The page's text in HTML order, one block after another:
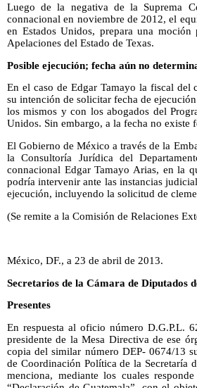
Luego de la negativa de la Suprema
connacional en noviembre de 2012, el
en Estados Unidos, prepara una
Apelaciones del Estado de Texas.
Posible ejecución; fecha aún no
En el caso de Edgar Tamayo la fiscal del
su intención de solicitar fecha de
los mismos y con los abogados del
Unidos. Sin embargo, a la fecha no existe
El Gobierno de México a través de la
la Consultoría Jurídica del
connacional Edgar Tamayo Arias, en la
podría intervenir ante las instancias
ejecución, incluyendo la solicitud de
(Se remite a la Comisión de Relaciones
México, DF., a 23 de abril de 2013.
Secretarios de la Cámara de Diputados
Presentes
En respuesta al oficio número D.G.P.L.
presidente de la Mesa Directiva de ese
copia del similar número DEP- 0674/13
de Coordinación Política de la Secretaría
menciona, mediante los cuales